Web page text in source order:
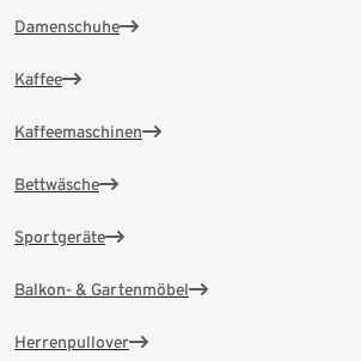
Damenschuhe
Kaffee
Kaffeemaschinen
Bettwäsche
Sportgeräte
Balkon- & Gartenmöbel
Herrenpullover